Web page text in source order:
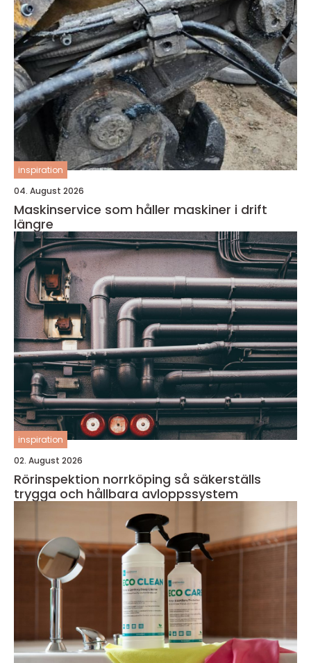
inspiration
04. August 2026
Maskinservice som håller maskiner i drift
längre
inspiration
02. August 2026
Rörinspektion norrköping så säkerställs
trygga och hållbara avloppssystem